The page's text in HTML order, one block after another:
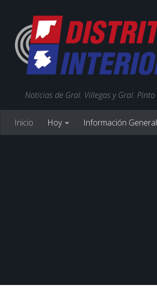
Noticias de Gral. Villegas y Gral. Pinto
Inicio Hoy Información General